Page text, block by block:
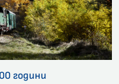
години